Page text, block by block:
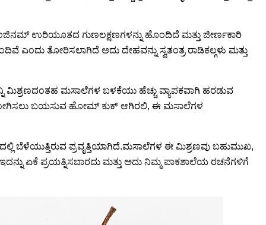
ಉರಿಯೂತದ ಗುಣಲಕ್ಷಣಗಳನ್ನು ಹೊಂದಿದೆ ಮತ್ತು ಜೀರ್ಣಕಾರಿ
ಎಂದು ತೋರಿಸಲಾಗಿದೆ ಅದು ದೇಹವನ್ನು ಸ್ವತಂತ್ರ ರಾಡಿಕಲ್ಗಳು ಮತ್ತು
ಮಿಶ್ರಣದಂತಹ ಮಸಾಲೆಗಳ ಬಳಕೆಯು ಹೆಚ್ಚು ವ್ಯಾಪಕವಾಗಿ ಹರಡುವ
ಬಯಸುವ ಹೋಮ್ ಕುಕ್ ಆಗಿರಲಿ, ಈ ಮಸಾಲೆಗಳ
ಬೆಳೆಯುತ್ತಿರುವ ಪ್ರವೃತ್ತಿಯಾಗಿದೆ.ಮಸಾಲೆಗಳ ಈ ಮಿಶ್ರಣವು ಬಹುಮುಖ,
ಏಕೆ ಪ್ರಯತ್ನಿಸಬಾರದು ಮತ್ತು ಅದು ನಿಮ್ಮ ಪಾಕಶಾಲೆಯ ರಚನೆಗಳಿಗೆ